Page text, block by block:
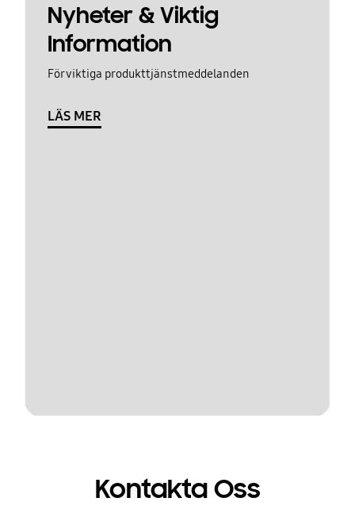
Nyheter & Viktig
Information
För viktiga produkttjänstmeddelanden
LÄS MER
Kontakta Oss